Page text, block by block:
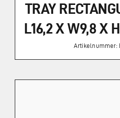
TRAY
L16,2 X W9,8 X
Artikelnummer: